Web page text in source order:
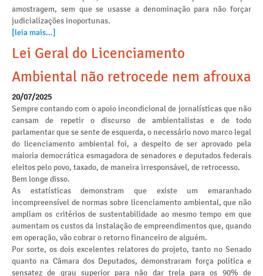
amostragem, sem que se usasse a denominação para não forçar
judicializações inoportunas.
[leia mais...]
Lei Geral do Licenciamento
Ambiental não retrocede nem afrouxa
20/07/2025
Sempre contando com o apoio incondicional de jornalísticas que não
cansam de repetir o discurso de ambientalistas e de todo
parlamentar que se sente de esquerda, o necessário novo marco legal
do licenciamento ambiental foi, a despeito de ser aprovado pela
maioria democrática esmagadora de senadores e deputados federais
eleitos pelo povo, taxado, de maneira irresponsável, de retrocesso.
Bem longe disso.
As estatísticas demonstram que existe um emaranhado
incompreensível de normas sobre licenciamento ambiental, que não
ampliam os critérios de sustentabilidade ao mesmo tempo em que
aumentam os custos da instalação de empreendimentos que, quando
em operação, vão cobrar o retorno financeiro de alguém.
Por sorte, os dois excelentes relatores do projeto, tanto no Senado
quanto na Câmara dos Deputados, demonstraram força política e
sensatez de grau superior para não dar trela para os 90% de